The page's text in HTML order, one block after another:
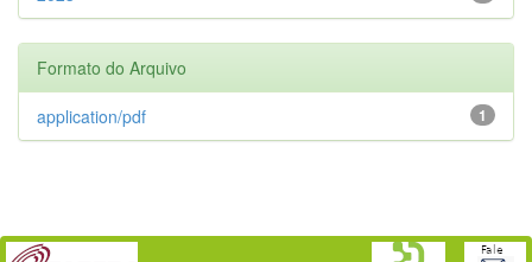
Formato do Arquivo
1
application/pdf